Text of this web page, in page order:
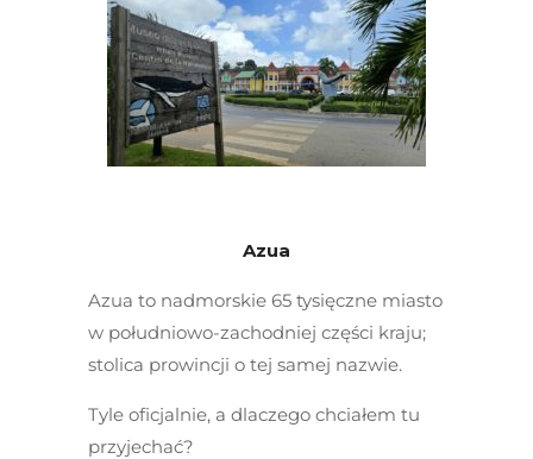
Azua
Azua to nadmorskie 65 tysięczne miasto
w południowo-zachodniej części kraju;
stolica prowincji o tej samej nazwie.
Tyle oficjalnie, a dlaczego chciałem tu
przyjechać?